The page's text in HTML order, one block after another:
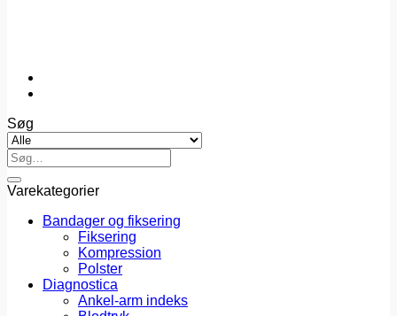
Søg
Søg
efter:
Varekategorier
Bandager og fiksering
Fiksering
Kompression
Polster
Diagnostica
Ankel-arm indeks